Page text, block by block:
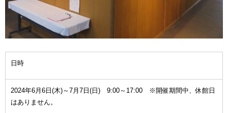
日時
2024年6月6日(木)～7月7日(日) 9:00～17:00 ※開催期間中、休館日
はありません。